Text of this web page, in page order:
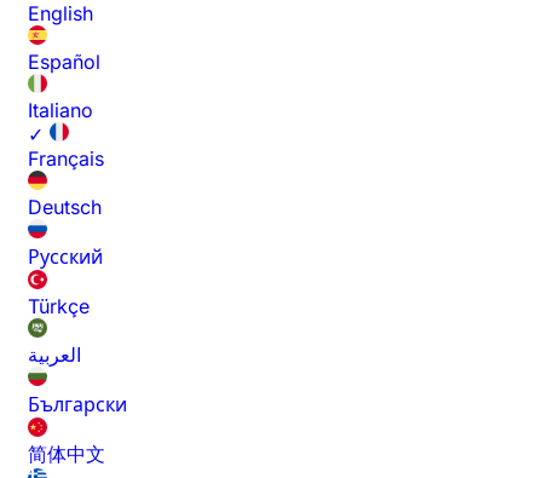
English
Español
Italiano
✓
Français
Deutsch
Русский
Türkçe
العربية
Български
简体中文